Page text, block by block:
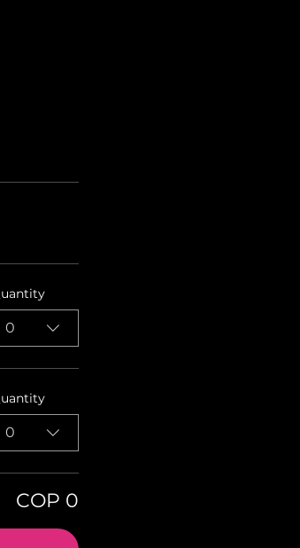
0
0
COP 0